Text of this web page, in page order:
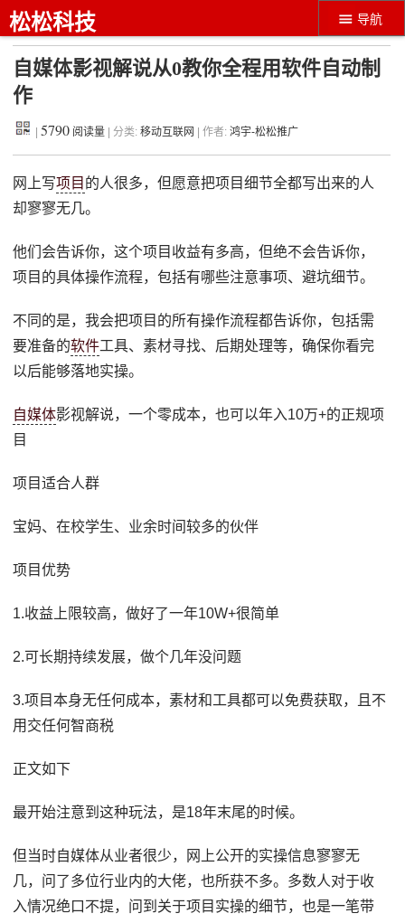
导航
松松科技
自媒体影视解说从0教你全程用软件自动制
作
|5790 阅读量 | 分类:移动互联网 | 作者:鸿宇-松松推广
网上写项目 的人很多，但愿意把项目细节全都写出来的人
却寥寥无几。
他们会告诉你，这个项目收益有多高，但绝不会告诉你，
项目的具体操作流程，包括有哪些注意事项、避坑细节。
不同的是，我会把项目的所有操作流程都告诉你，包括需
要准备的软件工具、素材寻找、后期处理等，确保你看完
以后能够落地实操。
自媒体影视解说，一个零成本，也可以年入10万+的正规项
目
项目适合人群
宝妈、在校学生、业余时间较多的伙伴
项目优势
1.收益上限较高，做好了一年10W+很简单
2.可长期持续发展，做个几年没问题
3.项目本身无任何成本，素材和工具都可以免费获取，且不
用交任何智商税
正文如下
最开始注意到这种玩法，是18年末尾的时候。
但当时自媒体从业者很少，网上公开的实操信息寥寥无
几，问了多位行业内的大佬，也所获不多。多数人对于收
入情况绝口不提，问到关于项目实操的细节，也是一笔带